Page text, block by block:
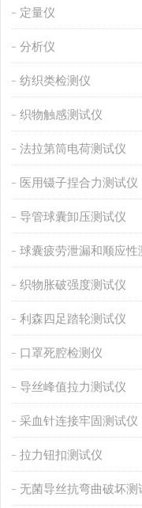
定量仪
分析仪
纺织类检测仪
织物触感测试仪
法拉第筒电荷测试仪
医用镊子捏合力测试仪
导管球囊卸压测试仪
球囊疲劳泄漏和顺应性
织物胀破强度测试仪
利森四足踏轮测试仪
口罩死腔检测仪
导丝峰值拉力测试仪
采血针连接牢固测试仪
拉力钮扣测试仪
无菌导丝抗弯曲破坏测